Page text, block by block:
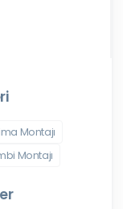
Montajı
Montajı